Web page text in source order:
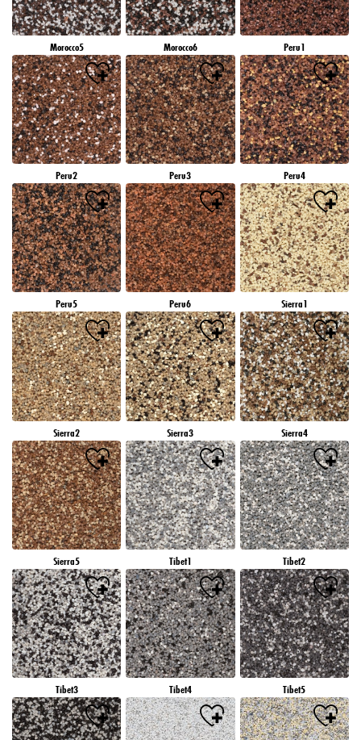
Morocco5 Morocco6 Peru1
Peru2 Peru3 Peru4
Peru5 Peru6 Sierra1
Sierra2 Sierra3 Sierra4
Sierra5 Tibet1 Tibet2
Tibet3 Tibet4 Tibet5